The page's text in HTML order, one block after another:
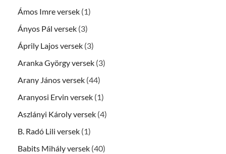
Ámos Imre versek (1)
Ányos Pál versek (3)
Áprily Lajos versek (3)
Aranka György versek (3)
Arany János versek (44)
Aranyosi Ervin versek (1)
Aszlányi Károly versek (4)
B. Radó Lili versek (1)
Babits Mihály versek (40)